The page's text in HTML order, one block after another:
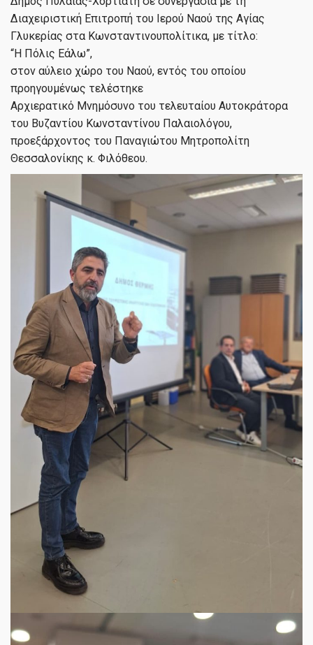
Διαχειριστική Επιτροπή του Ιερού Ναού της Αγίας
Γλυκερίας στα Κωνσταντινουπολίτικα, με τίτλο:
“Η Πόλις Εάλω”,
στον αύλειο χώρο του Ναού, εντός του οποίου
προηγουμένως τελέστηκε
Αρχιερατικό Μνημόσυνο του τελευταίου Αυτοκράτορα
του Βυζαντίου Κωνσταντίνου Παλαιολόγου,
προεξάρχοντος του Παναγιώτου Μητροπολίτη
Θεσσαλονίκης κ. Φιλόθεου.